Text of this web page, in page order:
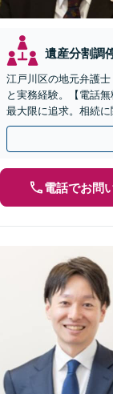
遺産分割調
江戸川区の地元弁護
と実務経験。【電話
最大限に追求。相続
用下さい。【JR小岩
電話でお問